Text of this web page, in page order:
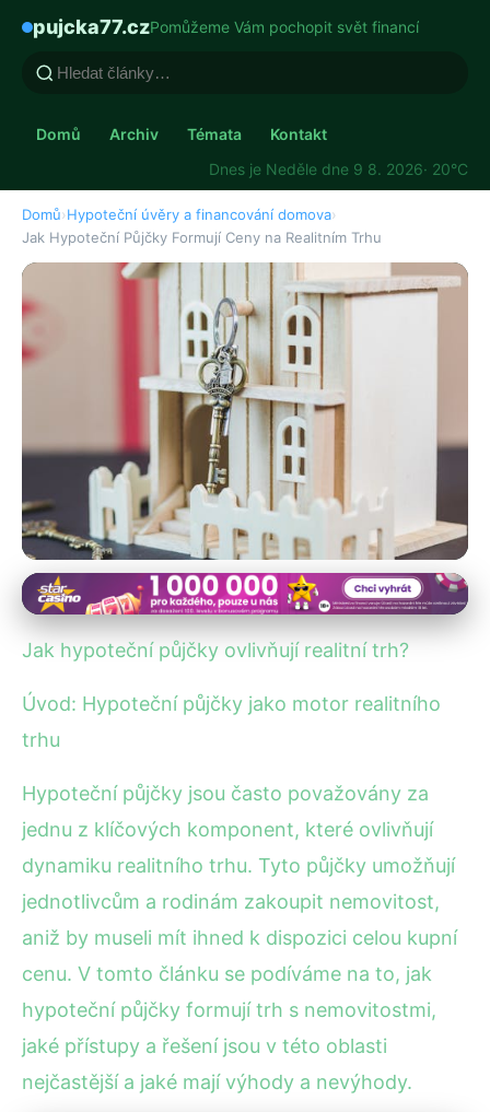
pujcka77.czPomůžeme Vám pochopit svět financí
Domů Archiv Témata
Kontakt
Dnes je Neděle dne 9 8. 2026· 20°C
Domů›Hypoteční úvěry a financování domova›
Jak Hypoteční Půjčky Formují Ceny na Realitním Trhu
Hypoteční úvěry a financování domova
Jak Hypoteční Půjčky Formují
Ceny na Realitním Trhu
21. 8. 2025
Jak hypoteční půjčky ovlivňují realitní trh?
Úvod: Hypoteční půjčky jako motor realitního
trhu
Hypoteční půjčky jsou často považovány za
jednu z klíčových komponent, které ovlivňují
dynamiku realitního trhu. Tyto půjčky umožňují
jednotlivcům a rodinám zakoupit nemovitost,
aniž by museli mít ihned k dispozici celou kupní
cenu. V tomto článku se podíváme na to, jak
hypoteční půjčky formují trh s nemovitostmi,
jaké přístupy a řešení jsou v této oblasti
nejčastější a jaké mají výhody a nevýhody.